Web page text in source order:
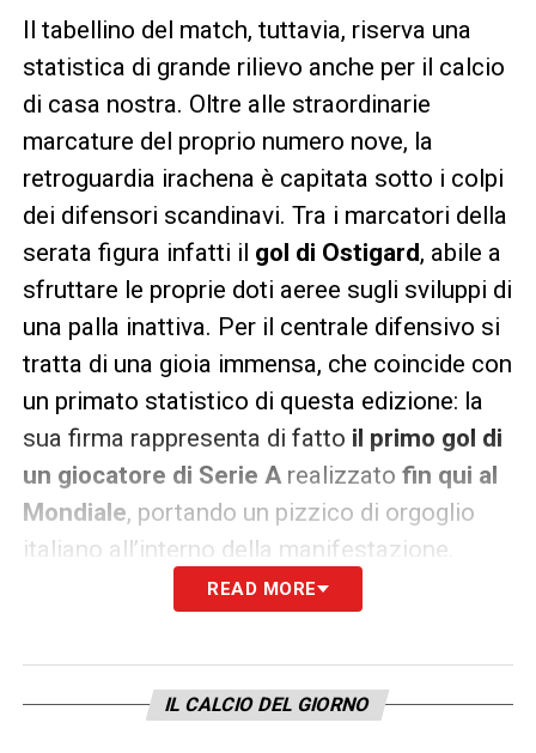
Il tabellino del match, tuttavia, riserva una
statistica di grande rilievo anche per il calcio
di casa nostra. Oltre alle straordinarie
marcature del proprio numero nove, la
retroguardia irachena è capitata sotto i colpi
dei difensori scandinavi. Tra i marcatori della
serata figura infatti il gol di Ostigard, abile a
sfruttare le proprie doti aeree sugli sviluppi di
una palla inattiva. Per il centrale difensivo si
tratta di una gioia immensa, che coincide con
un primato statistico di questa edizione: la
sua firma rappresenta di fatto il primo gol di
un giocatore di Serie Arealizzato fin qui al
Mondiale, portando un pizzico di orgoglio
italiano all’interno della manifestazione.
Un successo netto completato
dall’autogol di Hussein
A completare la giornata da incubo per la
READ MORE
IL CALCIO DEL GIORNO